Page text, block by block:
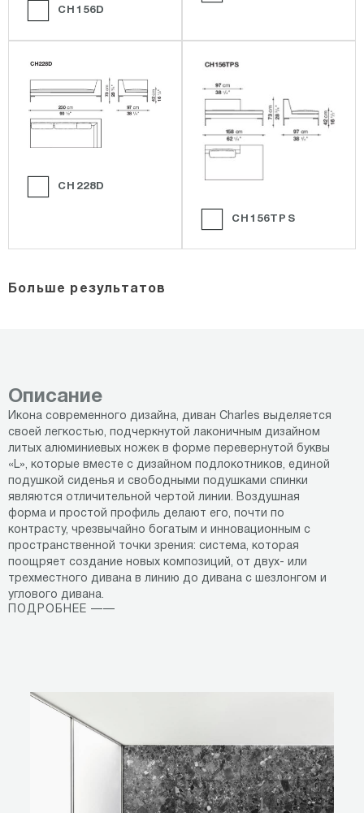
CH156D
CH228D
CH156TPS
Больше результатов
Описание
Икона современного дизайна, диван Charles выделяется
своей легкостью, подчеркнутой лаконичным дизайном
литых алюминиевых ножек в форме перевернутой буквы
«L», которые вместе с дизайном подлокотников, единой
подушкой сиденья и свободными подушками спинки
являются отличительной чертой линии. Воздушная
форма и простой профиль делают его, почти по
контрасту, чрезвычайно богатым и инновационным с
пространственной точки зрения: система, которая
поощряет создание новых композиций, от двух- или
трехместного дивана в линию до дивана с шезлонгом и
углового дивана.
ПОДРОБНЕЕ ——